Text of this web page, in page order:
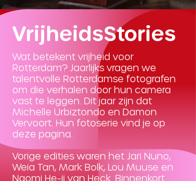
VrijheidsStories
Wat betekent vrijheid voor
Rotterdam? Jaarlijks vragen we
talentvolle Rotterdamse fotografen
om die verhalen door hun camera
vast te leggen. Dit jaar zijn dat
Michelle Urbiztondo en Damon
Vervoort. Hun fotoserie vind je op
deze pagina.
Vorige edities waren het Jari Nuno,
Weia Tan, Mark Bolk, Lou Muuse en
Naomi He-ji van Heck. Binnenkort